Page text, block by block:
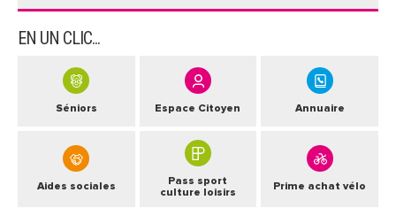
EN UN CLIC...
Séniors Espace Citoyen Annuaire
Aides sociales
Pass sport
culture loisirs
Prime achat vélo